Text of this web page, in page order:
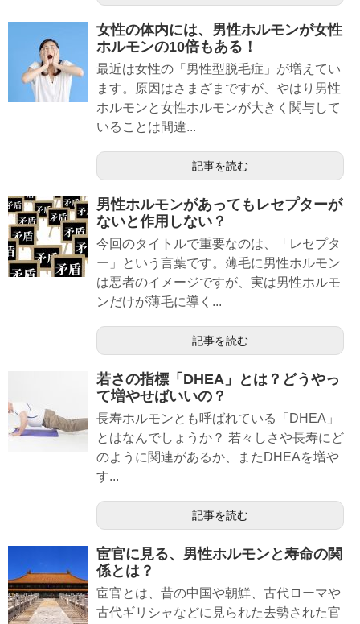
女性の体内には、男性ホルモンが女性
ホルモンの10倍もある！
最近は女性の「男性型脱毛症」が増えてい
ます。原因はさまざまですが、やはり男性
ホルモンと女性ホルモンが大きく関与して
いることは間違...
記事を読む
男性ホルモンがあってもレセプターが
ないと作用しない？
今回のタイトルで重要なのは、「レセプタ
ー」という言葉です。薄毛に男性ホルモン
は悪者のイメージですが、実は男性ホルモ
ンだけが薄毛に導く...
記事を読む
若さの指標「DHEA」とは？どうやっ
て増やせばいいの？
長寿ホルモンとも呼ばれている「DHEA」
とはなんでしょうか？ 若々しさや長寿にど
のように関連があるか、またDHEAを増や
す...
記事を読む
宦官に見る、男性ホルモンと寿命の関
係とは？
宦官とは、昔の中国や朝鮮、古代ローマや
古代ギリシャなどに見られた去勢された官